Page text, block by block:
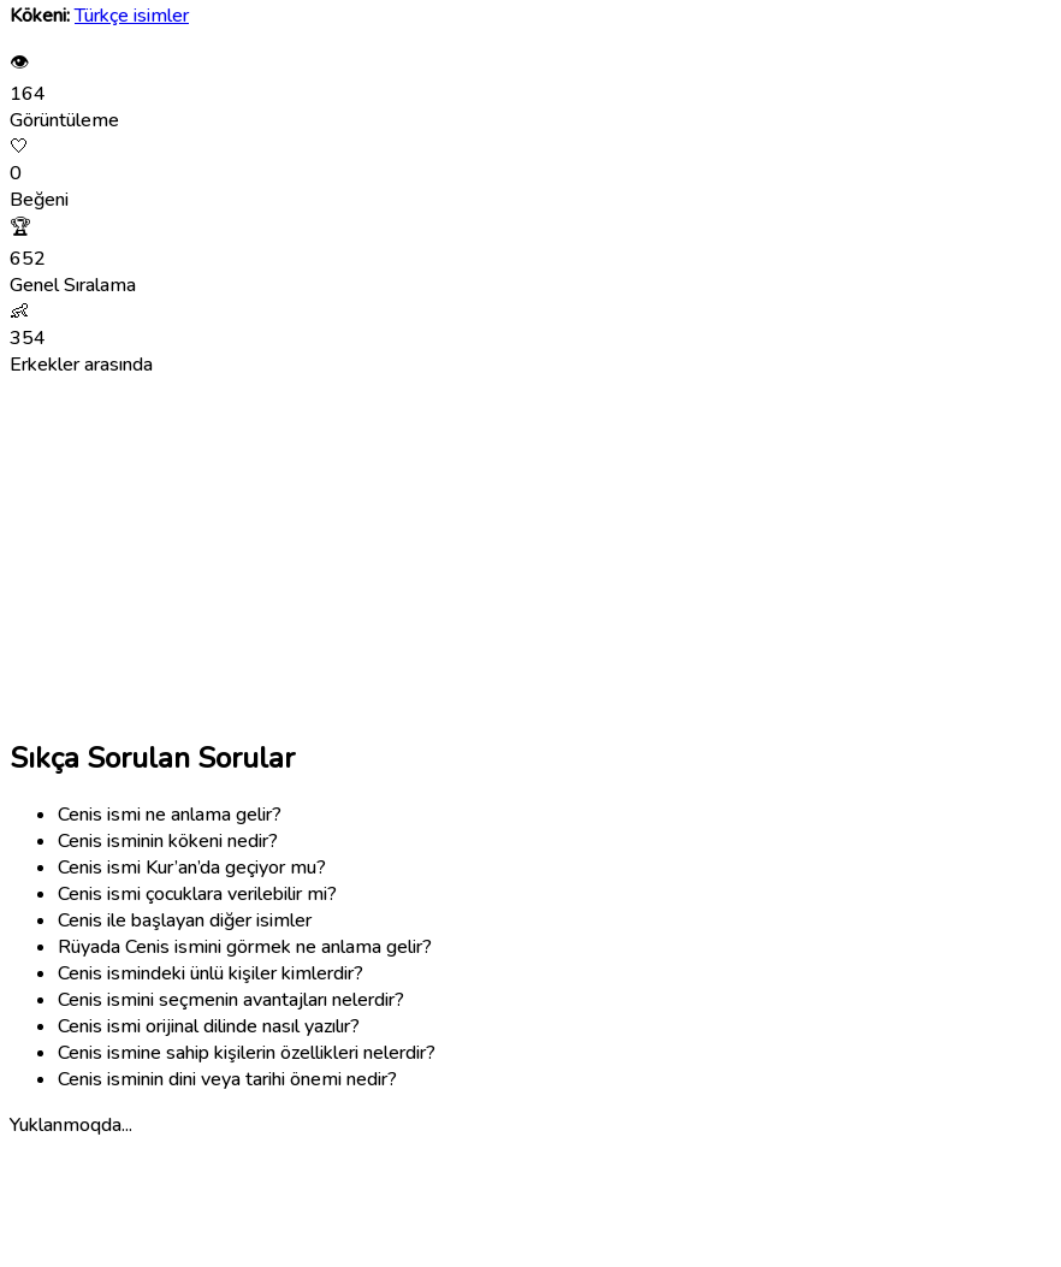
Kökeni:Türkçe isimler
👁
164
Görüntüleme
🤍
0
Beğeni
🏆
652
Genel Sıralama
👶
354
Erkekler arasında
Sıkça Sorulan Sorular
Cenis ismi ne anlama gelir?
Cenis isminin kökeni nedir?
Cenis ismi Kur’an’da geçiyor mu?
Cenis ismi çocuklara verilebilir mi?
Cenis ile başlayan diğer isimler
Rüyada Cenis ismini görmek ne anlama gelir?
Cenis ismindeki ünlü kişiler kimlerdir?
Cenis ismini seçmenin avantajları nelerdir?
Cenis ismi orijinal dilinde nasıl yazılır?
Cenis ismine sahip kişilerin özellikleri nelerdir?
Cenis isminin dini veya tarihi önemi nedir?
Yuklanmoqda...